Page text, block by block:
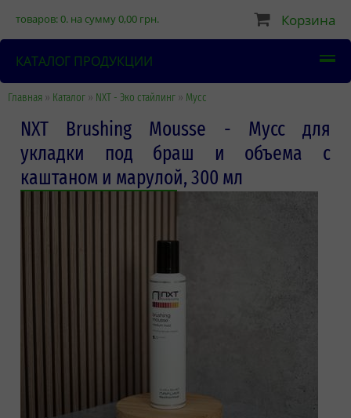
товаров:0. на сумму0,00 грн. Корзина
КАТАЛОГ ПРОДУКЦИИ
Главная » Каталог » NXT - Эко стайлинг » Мусс
NXT Brushing Mousse - Мусс для
укладки под браш и объема с
каштаном и марулой, 300 мл